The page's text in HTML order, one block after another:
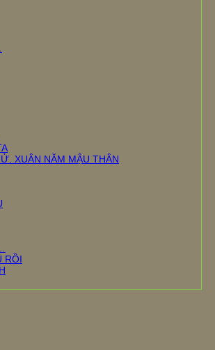
XUÂN NĂM MẬU THÂN
RỒI